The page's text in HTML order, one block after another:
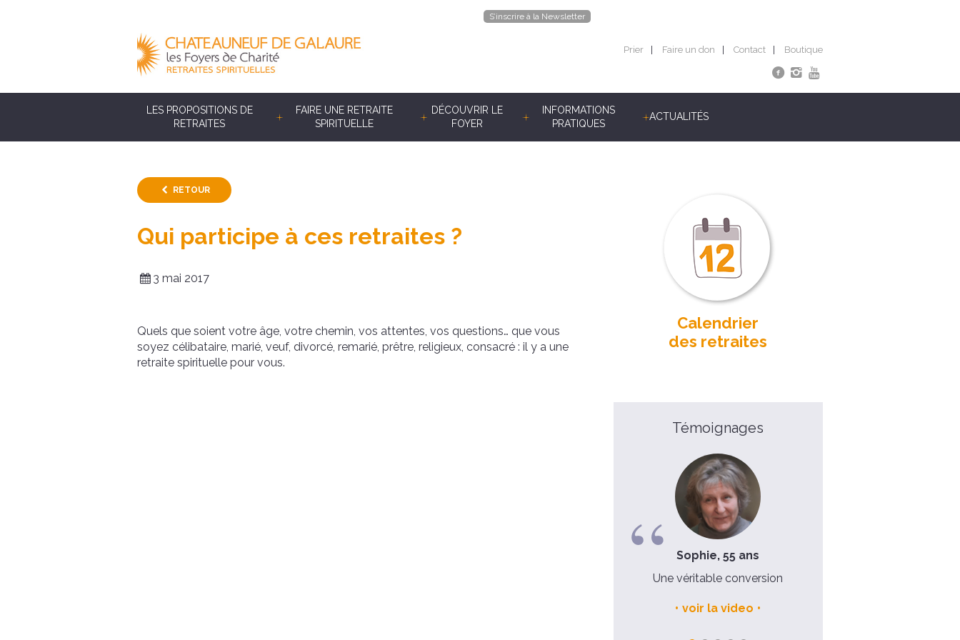
S’inscrire à la Newsletter
Prier Faire un don Contact Boutique
LES PROPOSITIONS DE
RETRAITES
FAIRE UNE RETRAITE
SPIRITUELLE
DÉCOUVRIR LE
FOYER
INFORMATIONS
PRATIQUES
ACTUALITÉS
RETOUR
Qui participe à ces retraites ?
3 mai 2017
Quels que soient votre âge, votre chemin, vos attentes, vos questions… que vous
soyez célibataire, marié, veuf, divorcé, remarié, prêtre, religieux, consacré : il y a une
retraite spirituelle pour vous.
Calendrier
des retraites
Témoignages
Sophie, 55 ans
Une véritable conversion
voir la video